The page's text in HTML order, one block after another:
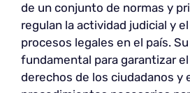
de un conjunto de normas y
regulan la actividad judicial y
procesos legales en el país.
fundamental para garantizar
derechos de los ciudadanos y